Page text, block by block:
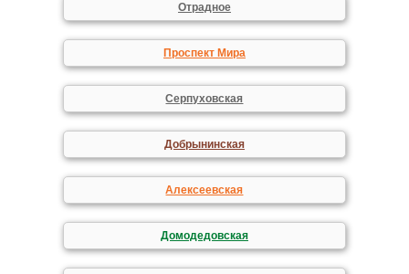
Отрадное
Проспект Мира
Серпуховская
Добрынинская
Алексеевская
Домодедовская